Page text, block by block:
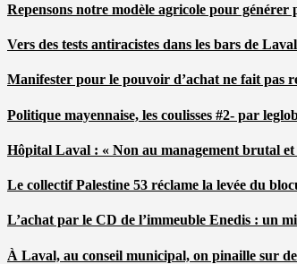
Repensons notre modèle agricole pour
Vers des tests antiracistes dans les bars de
Manifester pour le pouvoir d’achat ne fait pas
Politique mayennaise, les coulisses #2- par
Hôpital Laval : « Non au management brutal et
Le collectif Palestine 53 réclame la levée du
L’achat par le CD de l’immeuble Enedis : un
À Laval, au conseil municipal, on pinaille sur